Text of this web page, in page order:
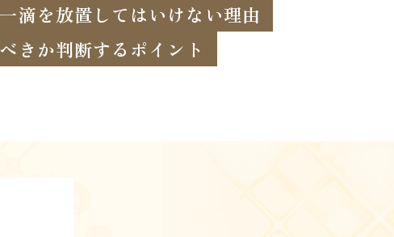
滴を放置してはいけない理由
きか判断するポイント